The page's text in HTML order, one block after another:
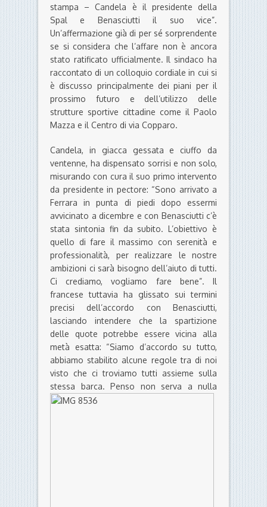
stampa – Candela è il presidente della
Spal e Benasciutti il suo vice”.
Un’affermazione già di per sé sorprendente
se si considera che l’affare non è ancora
stato ratificato ufficialmente. Il sindaco ha
raccontato di un colloquio cordiale in cui si
è discusso principalmente dei piani per il
prossimo futuro e dell’utilizzo delle
strutture sportive cittadine come il Paolo
Mazza e il Centro di via Copparo.
Candela, in giacca gessata e ciuffo da
ventenne, ha dispensato sorrisi e non solo,
misurando con cura il suo primo intervento
da presidente in pectore: “Sono arrivato a
Ferrara in punta di piedi dopo essermi
avvicinato a dicembre e con Benasciutti c’è
stata sintonia fin da subito. L’obiettivo è
quello di fare il massimo con serenità e
professionalità, per realizzare le nostre
ambizioni ci sarà bisogno dell’aiuto di tutti.
Ci crediamo, vogliamo fare bene”. Il
francese tuttavia ha glissato sui termini
precisi dell’accordo con Benasciutti,
lasciando intendere che la spartizione
delle quote potrebbe essere vicina alla
metà esatta: “Siamo d’accordo su tutto,
abbiamo stabilito alcune regole tra di noi
visto che ci troviamo tutti assieme sulla
stessa barca. Penso non serva a nulla